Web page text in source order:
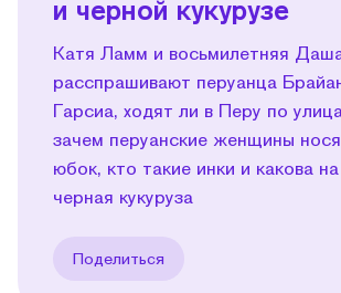
и черной кукурузе
Катя Ламм и восьмилетняя
расспрашивают перуанца
Гарсиа, ходят ли в Перу по
зачем перуанские женщины
юбок, кто такие инки и какова на
черная кукуруза
Поделиться